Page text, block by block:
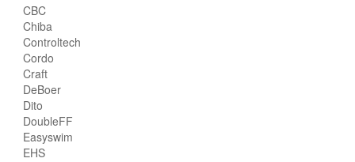
CBC
Chiba
Controltech
Cordo
Craft
DeBoer
Dito
DoubleFF
Easyswim
EHS